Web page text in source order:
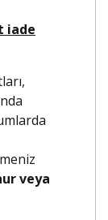
iade
veya